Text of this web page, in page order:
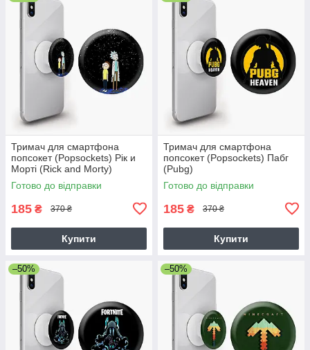
Тримач для смартфона
попсокет (Popsockets) Рік и
Морті (Rick and Morty)
Готово до відправки
185 ₴ 370 ₴
Купити
Тримач для смартфона
попсокет (Popsockets) Пабг
(Pubg)
Готово до відправки
185 ₴ 370 ₴
Купити
–50% –50%